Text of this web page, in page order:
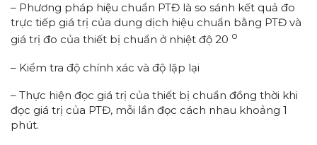
– Phương pháp hiệu chuẩn PTĐ là so sánh kết quả đo
trực tiếp giá trị của dung dịch hiệu chuẩn bằng PTĐ và
giá trị đo của thiết bị chuẩn ở nhiệt độ 20 o
– Kiểm tra độ chính xác và độ lặp lại
– Thực hiện đọc giá trị của thiết bị chuẩn đồng thời khi
đọc giá trị của PTĐ, mỗi lần đọc cách nhau khoảng 1
phút.